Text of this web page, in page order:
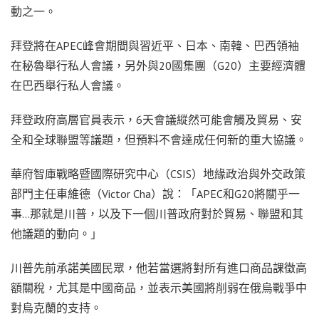
動之一。
拜登將在APEC峰會期間與習近平、日本、南韓、巴西領袖
在秘魯舉行私人會議，另外與20國集團（G20）主要經濟體
在巴西舉行私人會議。
拜登政府高層官員表示，6天會議縱然可能會觸及貿易、安
全和全球聯盟等議題，但預料不會達成任何新的重大協議。
華府智庫戰略暨國際研究中心（CSIS）地緣政治與外交政策
部門主任車維德（Victor Cha）說：「APEC和G20將關乎一
事…那就是川普，以及下一個川普政府對於貿易、聯盟和其
他議題的動向。」
川普先前承諾美國民眾，他若當選將對所有進口商品課徵高
額關稅，尤其是中國商品，並表示美國將削弱在俄烏戰爭中
對烏克蘭的支持。